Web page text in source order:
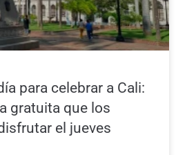
para celebrar a Cali:
gratuita que los
el jueves